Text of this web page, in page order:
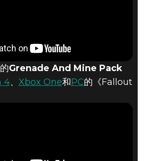
Grenade And Mine Pack
4、 Xbox One和PC的《Fallout